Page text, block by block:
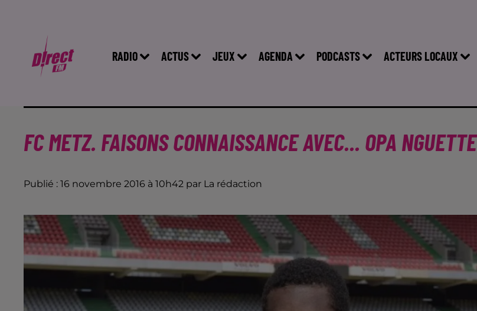
RADIO ACTUS JEUX AGENDA PODCASTS ACTEURS LOCAUX
FC METZ. FAISONS CONNAISSANCE AVEC... OPA NGUETTE
Publié : 16 novembre 2016 à 10h42 par La rédaction